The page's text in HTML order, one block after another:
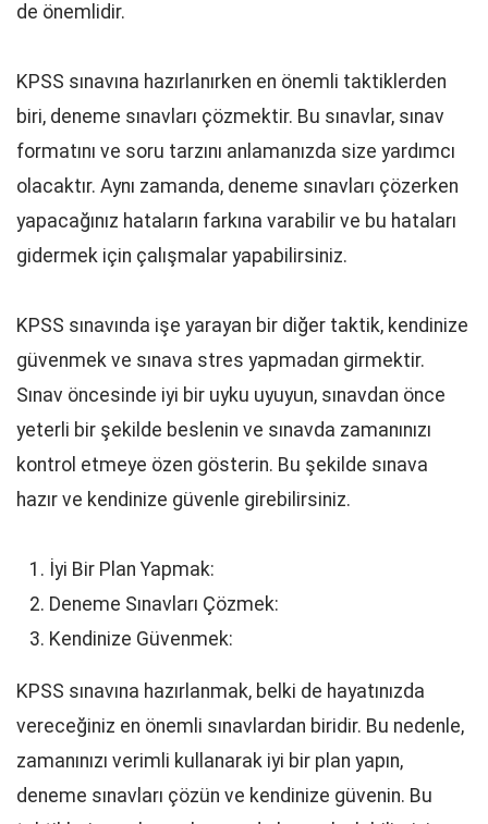
de önemlidir.
KPSS sınavına hazırlanırken en önemli taktiklerden
biri, deneme sınavları çözmektir. Bu sınavlar, sınav
formatını ve soru tarzını anlamanızda size yardımcı
olacaktır. Aynı zamanda, deneme sınavları çözerken
yapacağınız hataların farkına varabilir ve bu hataları
gidermek için çalışmalar yapabilirsiniz.
KPSS sınavında işe yarayan bir diğer taktik, kendinize
güvenmek ve sınava stres yapmadan girmektir.
Sınav öncesinde iyi bir uyku uyuyun, sınavdan önce
yeterli bir şekilde beslenin ve sınavda zamanınızı
kontrol etmeye özen gösterin. Bu şekilde sınava
hazır ve kendinize güvenle girebilirsiniz.
İyi Bir Plan Yapmak:
Deneme Sınavları Çözmek:
Kendinize Güvenmek:
KPSS sınavına hazırlanmak, belki de hayatınızda
vereceğiniz en önemli sınavlardan biridir. Bu nedenle,
zamanınızı verimli kullanarak iyi bir plan yapın,
deneme sınavları çözün ve kendinize güvenin. Bu